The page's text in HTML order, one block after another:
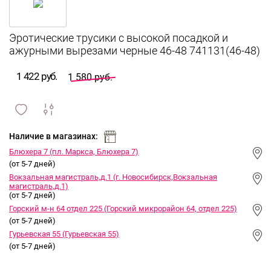
1 422 руб. 1 580 руб.
и
Наличие в магазинах:
Блюхера 7 (пл. Маркса, Блюхера 7)
(от 5-7 дней)
Вокзальная магистраль,д.1 (г. Новосибирск,Вокзальная
магистраль,д.1)
(от 5-7 дней)
Горский м-н 64 отдел 225 (Горский микрорайон 64, отдел 225)
(от 5-7 дней)
Гурьевская 55 (Гурьевская 55)
(от 5-7 дней)